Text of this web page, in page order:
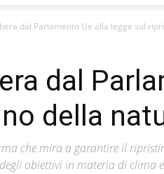
dal Parlamento Ue alla legge sul
dal
della
che mira a garantire il
obiettivi in materia di clima